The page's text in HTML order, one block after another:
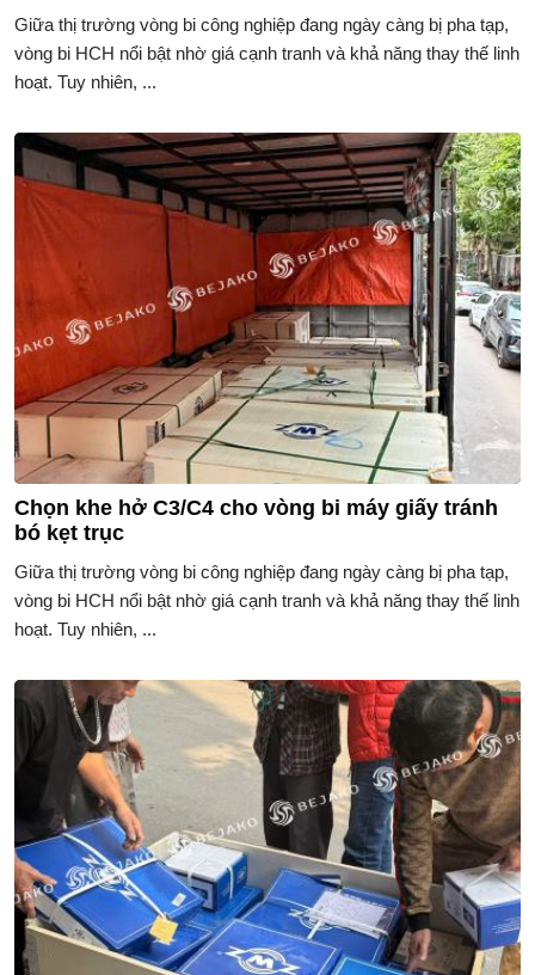
Giữa thị trường vòng bi công nghiệp đang ngày càng bị pha tạp,
vòng bi HCH nổi bật nhờ giá cạnh tranh và khả năng thay thế linh
hoạt. Tuy nhiên, ...
​​Chọn khe hở C3/C4 cho vòng bi máy giấy tránh
bó kẹt trục
Giữa thị trường vòng bi công nghiệp đang ngày càng bị pha tạp,
vòng bi HCH nổi bật nhờ giá cạnh tranh và khả năng thay thế linh
hoạt. Tuy nhiên, ...